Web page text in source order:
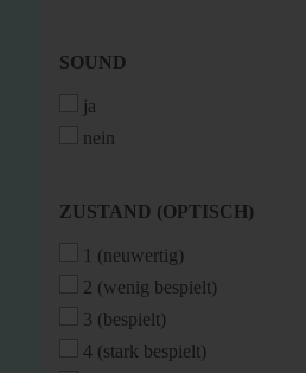
SOUND
SOUND
ja
nein
ZUSTAND
ZUSTAND (OPTISCH)
1 (neuwertig)
2 (wenig bespielt)
3 (bespielt)
4 (stark bespielt)